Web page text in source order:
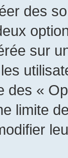
des
sur
des «
limite